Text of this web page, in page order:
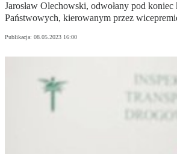
Jarosław Olechowski, odwołany pod
Państwowych, kierowanym przez
Publikacja: 08.05.2023 16:00